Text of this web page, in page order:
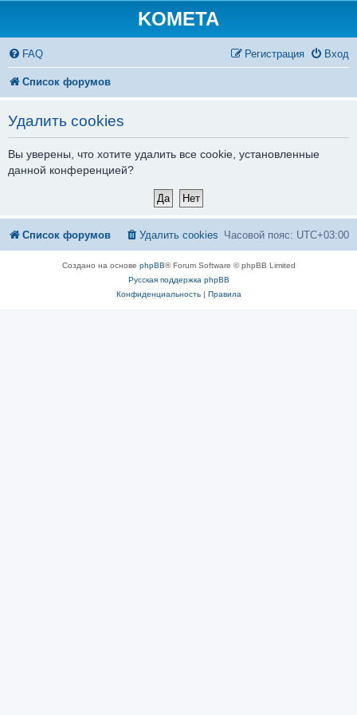
KOMETA
FAQ Вход
Регистрация
Список форумов
Удалить cookies
Вы уверены, что хотите удалить все cookie, установленные
данной конференцией?
Список форумов Часовой пояс: UTC+03:00
Удалить cookies
Создано на основе phpBB® Forum Software © phpBB Limited
Русская поддержка phpBB
Конфиденциальность| Правила